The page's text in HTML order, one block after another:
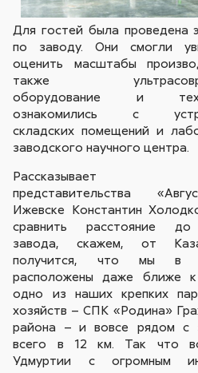
Для гостей была проведена
по заводу. Они смогли
оценить масштабы
также
оборудование и
ознакомились с
складских помещений и
заводского научного центра.
Рассказывает
представительства
Ижевске Константин
сравнить расстояние
завода, скажем, от
получится, что мы в
расположены даже ближе
одно из наших крепких
хозяйств – СПК «Родина»
района – и вовсе рядом с
всего в 12 км. Так что
Удмуртии с огромным